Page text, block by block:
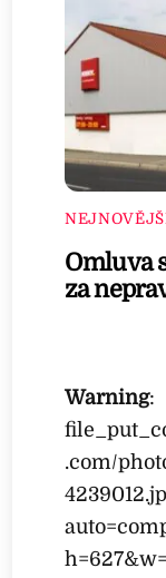
Omluva
za
Warning:
.com/